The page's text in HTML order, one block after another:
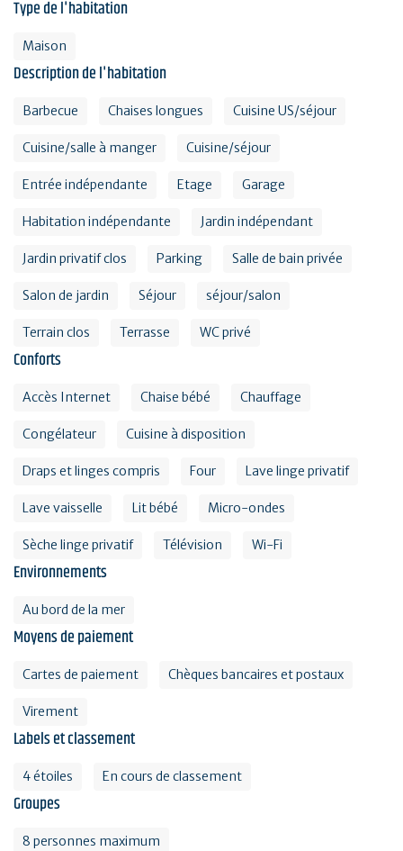
Type de l'habitation
Maison
Description de l'habitation
Barbecue Chaises longues Cuisine US/séjour
Cuisine/salle à manger Cuisine/séjour
Entrée indépendante Etage Garage
Habitation indépendante Jardin indépendant
Jardin privatif clos Parking Salle de bain privée
Salon de jardin Séjour séjour/salon
Terrain clos Terrasse WC privé
Conforts
Accès Internet Chaise bébé Chauffage
Congélateur Cuisine à disposition
Draps et linges compris Four Lave linge privatif
Lave vaisselle Lit bébé Micro-ondes
Sèche linge privatif Télévision Wi-Fi
Environnements
Au bord de la mer
Moyens de paiement
Cartes de paiement Chèques bancaires et postaux
Virement
Labels et classement
4 étoiles En cours de classement
Groupes
8 personnes maximum